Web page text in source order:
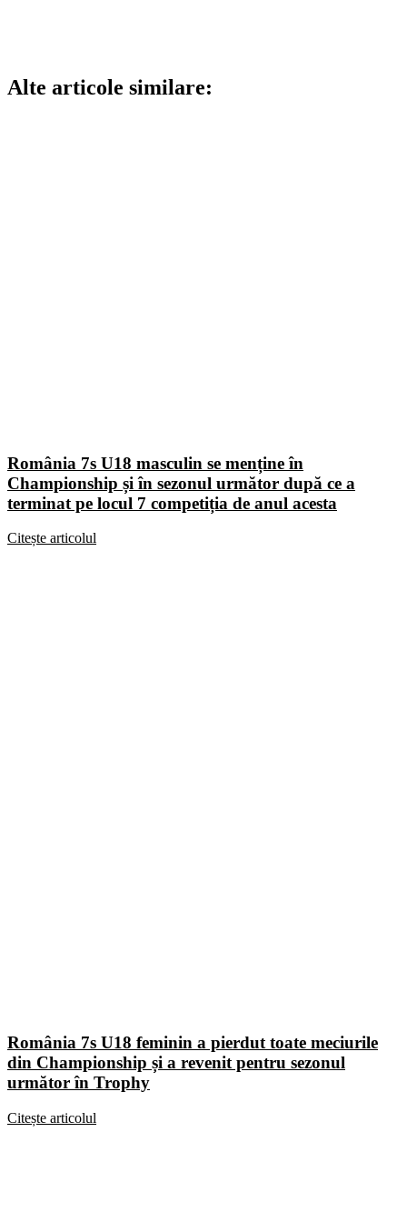
Alte articole similare:
România 7s U18 masculin se menține în
Championship și în sezonul următor după ce a
terminat pe locul 7 competiția de anul acesta
Citește articolul
România 7s U18 feminin a pierdut toate meciurile
din Championship și a revenit pentru sezonul
următor în Trophy
Citește articolul